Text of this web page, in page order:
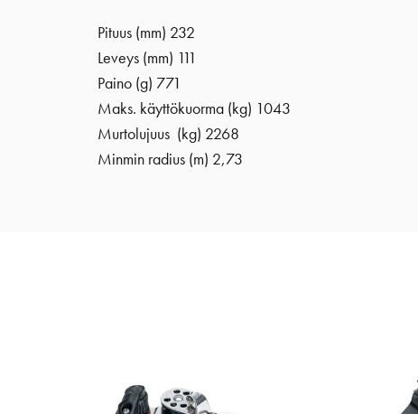
Pituus (mm) 232
Leveys (mm) 111
Paino (g) 771
Maks. käyttökuorma (kg) 1043
Murtolujuus (kg) 2268
Minmin radius (m) 2,73